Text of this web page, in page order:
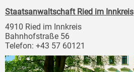
Staatsanwaltschaft Ried im Innkreis
4910 Ried im Innkreis
Bahnhofstraße 56
Telefon: +43 57 60121